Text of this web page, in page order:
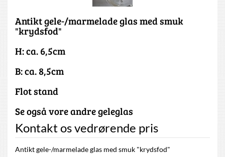
Antikt gele-/marmelade glas med smuk
"krydsfod"
H: ca. 6,5cm
B: ca. 8,5cm
Flot stand
Se også vore andre geleglas
Kontakt os vedrørende pris
Antikt gele-/marmelade glas med smuk "krydsfod"